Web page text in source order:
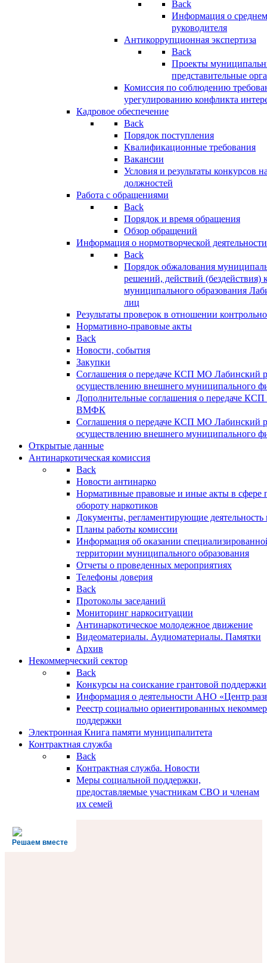
Back
Информация о
руководителя
Антикоррупционная экспертиза
Back
Проекты
представительные
Комиссия по соблюдению
урегулированию конфликта
Кадровое обеспечение
Back
Порядок поступления
Квалификационные требования
Вакансии
Условия и результаты конкурсов
должностей
Работа с обращениями
Back
Порядок и время обращения
Обзор обращений
Информация о нормотворческой деятельности
Back
Порядок обжалования
решений, действий (бездействия)
муниципального образования
лиц
Результаты проверок в отношении
Нормативно-правовые акты
Back
Новости, события
Закупки
Соглашения о передаче КСП МО Лабинский
осуществлению внешнего муниципального
Дополнительные соглашения о передаче
ВМФК
Соглашения о передаче КСП МО Лабинский
осуществлению внешнего муниципального
Открытые данные
Антинаркотическая комиссия
Back
Новости антинарко
Нормативные правовые и иные акты в сфере
обороту наркотиков
Документы, регламентирующие деятельность
Планы работы комиссии
Информация об оказании
территории муниципального образования
Отчеты о проведенных мероприятиях
Телефоны доверия
Back
Протоколы заседаний
Мониторинг наркоситуации
Антинаркотическое молодежное движение
Видеоматериалы. Аудиоматериалы. Памятки
Архив
Некоммерческий сектор
Back
Конкурсы на соискание грантовой поддержки
Информация о деятельности АНО «Центр
Реестр социально ориентированных
поддержки
Электронная Книга памяти муниципалитета
Контрактная служба
Back
Контрактная служба. Новости
Меры социальной поддержки,
предоставляемые участникам СВО и членам
их семей
Решаем вместе